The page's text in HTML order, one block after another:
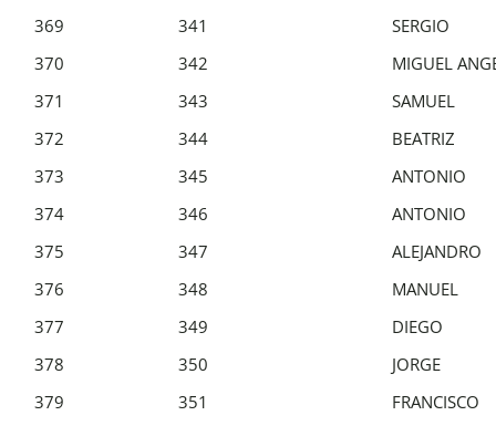
369
341
SERGIO
370
342
MIGUEL
371
343
SAMUEL
372
344
BEATRIZ
373
345
ANTONIO
374
346
ANTONIO
375
347
ALEJANDRO
376
348
MANUEL
377
349
DIEGO
378
350
JORGE
379
351
FRANCISCO